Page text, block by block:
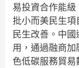
易投資合作能
批小而美民生
民生改善。中
用，通過融商
色低碳服務貿